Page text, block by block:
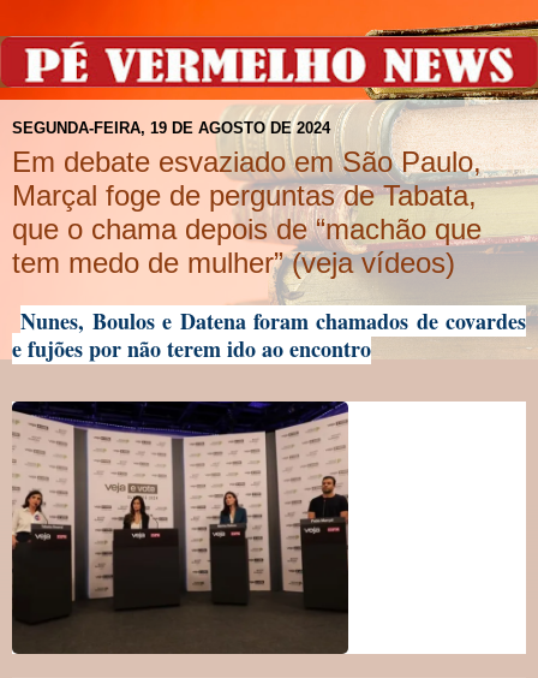
SEGUNDA-FEIRA, 19 DE AGOSTO DE 2024
Em debate esvaziado em São Paulo,
Marçal foge de perguntas de Tabata,
que o chama depois de “machão que
tem medo de mulher” (veja vídeos)
Nunes, Boulos e Datena foram chamados de covardes
e fujões por não terem ido ao encontro